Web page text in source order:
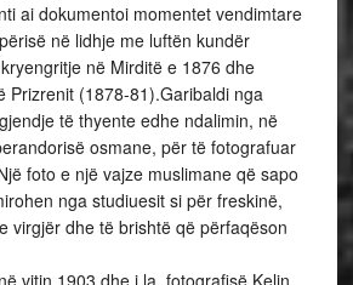
ai dokumentoi momentet vendimtare
në lidhje me luftën kundër
në Mirditë e 1876 dhe
Prizrenit (1878-81).Garibaldi nga
të thyente edhe ndalimin, në
osmane, për të fotografuar
foto e një vajze muslimane që sapo
nga studiuesit si për freskinë,
virgjër dhe të brishtë që përfaqëson
vitin 1903 dhe i la fotografisë Kelin